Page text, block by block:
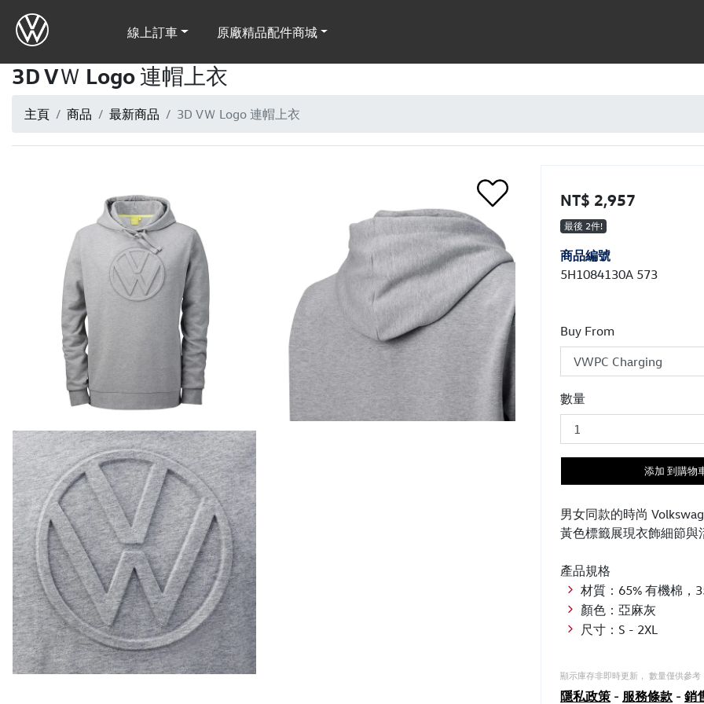
線上訂車 原廠精品配件商城
3D VＷ Logo 連帽上衣
主頁 商品 最新商品 3D VＷ Logo 連帽上衣
NT$ 2,957
最後 2件!
商品編號
5H1084130A 573
Buy From
數量
添加 到購物
男女同款的時尚
黃色標籤展現衣飾細節與
產品規格
材質：65% 有機棉，
顏色：亞麻灰
尺寸：S - 2XL
顯示庫存非即時更新， 數量僅供參考
隱私政策 - 服務條款 - 銷